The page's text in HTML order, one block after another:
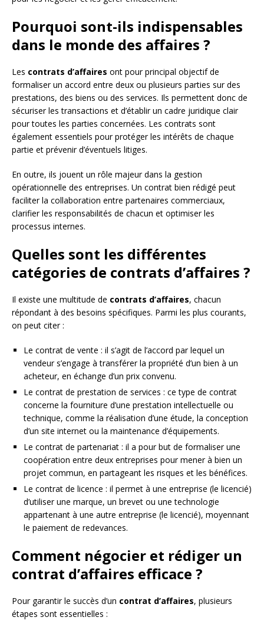
Pourquoi sont-ils indispensables
dans le monde des affaires ?
Les contrats d’affaires ont pour principal objectif de
formaliser un accord entre deux ou plusieurs parties sur des
prestations, des biens ou des services. Ils permettent donc de
sécuriser les transactions et d’établir un cadre juridique clair
pour toutes les parties concernées. Les contrats sont
également essentiels pour protéger les intérêts de chaque
partie et prévenir d’éventuels litiges.
En outre, ils jouent un rôle majeur dans la gestion
opérationnelle des entreprises. Un contrat bien rédigé peut
faciliter la collaboration entre partenaires commerciaux,
clarifier les responsabilités de chacun et optimiser les
processus internes.
Quelles sont les différentes
catégories de contrats d’affaires ?
Il existe une multitude de contrats d’affaires, chacun
répondant à des besoins spécifiques. Parmi les plus courants,
on peut citer :
Le contrat de vente : il s’agit de l’accord par lequel un
vendeur s’engage à transférer la propriété d’un bien à un
acheteur, en échange d’un prix convenu.
Le contrat de prestation de services : ce type de contrat
concerne la fourniture d’une prestation intellectuelle ou
technique, comme la réalisation d’une étude, la conception
d’un site internet ou la maintenance d’équipements.
Le contrat de partenariat : il a pour but de formaliser une
coopération entre deux entreprises pour mener à bien un
projet commun, en partageant les risques et les bénéfices.
Le contrat de licence : il permet à une entreprise (le licencié)
d’utiliser une marque, un brevet ou une technologie
appartenant à une autre entreprise (le licencié), moyennant
le paiement de redevances.
Comment négocier et rédiger un
contrat d’affaires efficace ?
Pour garantir le succès d’un contrat d’affaires, plusieurs
étapes sont essentielles :